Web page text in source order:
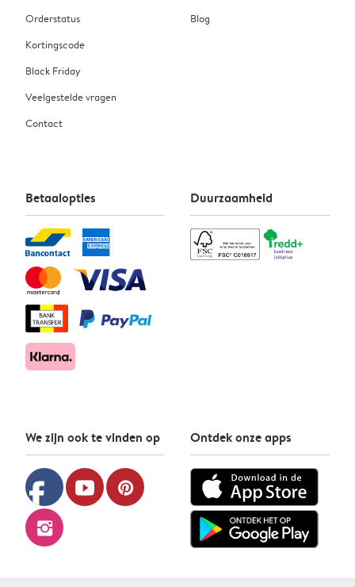
Orderstatus
Kortingscode
Black Friday
Veelgestelde vragen
Contact
Blog
Betaalopties Duurzaamheid
We zijn ook te vinden op
facebook youtube pinterest
instagram
Ontdek onze apps